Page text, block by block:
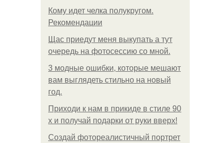
Кому идет челка полукругом.
Рекомендации
Щас приедут меня выкупать а тут
очередь на фотосессию со мной.
3 модные ошибки, которые мешают
вам выглядеть стильно на новый
год.
Приходи к нам в прикиде в стиле 90
х и получай подарки от руки вверх!
Создай фотореалистичный портрет